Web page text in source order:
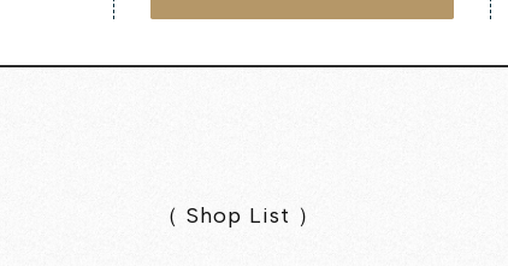
（ Shop List ）